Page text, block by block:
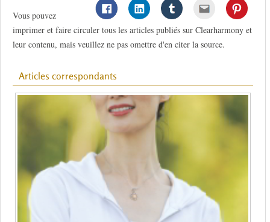
Vous pouvez
imprimer et faire circuler tous les articles publiés sur Clearharmony et
leur contenu, mais veuillez ne pas omettre d'en citer la source.
Articles correspondants